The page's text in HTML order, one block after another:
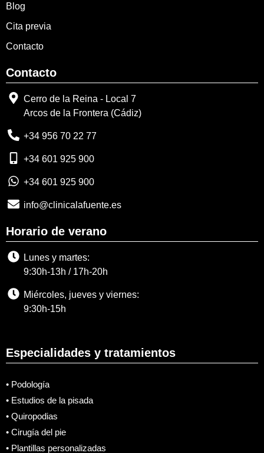
Blog
Cita previa
Contacto
Contacto
Cerro de la Reina - Local 7
Arcos de la Frontera (Cádiz)
+34 956 70 22 77
+34 601 925 900
+34 601 925 900
info@clinicalafuente.es
Horario de verano
Lunes y martes:
9:30h-13h / 17h-20h
Miércoles, jueves y viernes:
9:30h-15h
Especialidades y tratamientos
• Podología
• Estudios de la pisada
• Quiropodias
• Cirugía del pie
• Plantillas personalizadas